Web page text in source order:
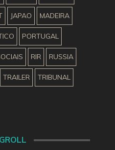
JAPAO MADEIRA
PORTUGAL
RIR RUSSIA
TRAILER TRIBUNAL